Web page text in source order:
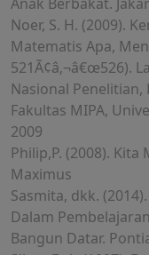
Noer, S. H. (2009).
Matematis Apa,
521Ã¢â‚¬â€œ526).
Nasional
Fakultas MIPA,
2009
Philip,P. (2008).
Maximus
Sasmita, dkk.
Dalam
Bangun Datar.